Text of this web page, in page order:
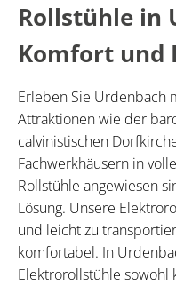
Rollstühle in
Komfort und
Erleben Sie Urdenbach
Attraktionen wie der
calvinistischen
Fachwerkhäusern in
Rollstühle angewiesen
Lösung. Unsere
und leicht zu
komfortabel. In
Elektrorollstühle sowohl